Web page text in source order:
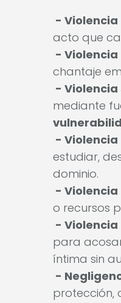
- Violencia
acto que
-
chantaje
- Violencia
mediante
-
estudiar,
dominio.
-
o recursos
-
para
íntima sin
-
protección,